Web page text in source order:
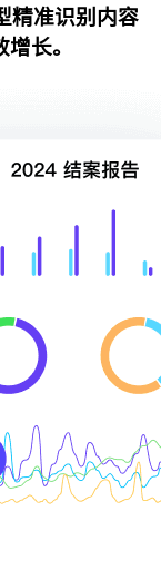
精准识别内容
长。